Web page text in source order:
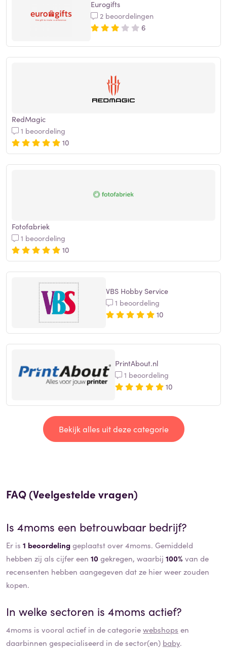
Eurogifts
2 beoordelingen
6
RedMagic
1 beoordeling
10
Fotofabriek
1 beoordeling
10
VBS Hobby Service
1 beoordeling
10
PrintAbout.nl
1 beoordeling
10
Bekijk alles uit deze categorie
FAQ (Veelgestelde vragen)
Is 4moms een betrouwbaar bedrijf?
Er is 1 beoordelinggeplaatst over 4moms. Gemiddeld
hebben zij als cijfer een 10 gekregen, waarbij 100% van de
recensenten hebben aangegeven dat ze hier weer zouden
kopen.
In welke sectoren is 4moms actief?
4moms is vooral actief in de categoriewebshops en
daarbinnen gespecialiseerd in de sector(en) baby.